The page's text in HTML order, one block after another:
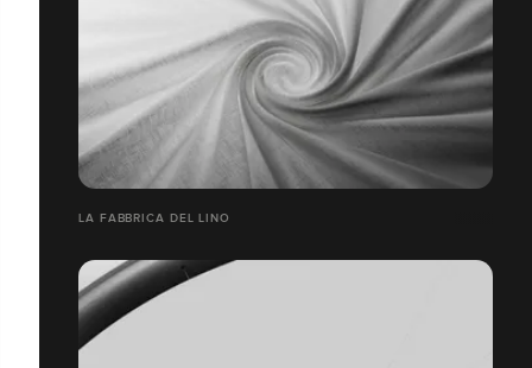
LA FABBRICA DEL LINO